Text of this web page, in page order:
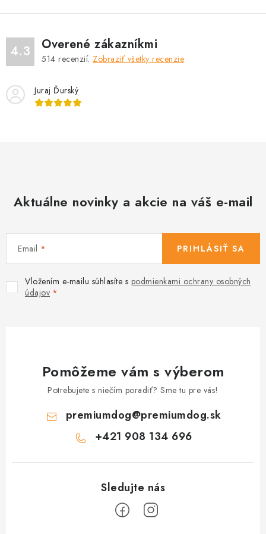
4.3 Overené zákazníkmi
514 recenzií. Zobraziť všetky recenzie
Juraj Ďurský
Aktuálne novinky a akcie na váš e-mail
Email
Vložením e-mailu súhlasíte s podmienkami ochrany osobných
údajov
PRIHLÁSIŤ SA
Pomôžeme vám s výberom
Potrebujete s niečím poradiť? Sme tu pre vás!
premiumdog@premiumdog.sk
+421 908 134 696